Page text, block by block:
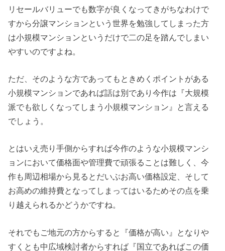
リセールバリューでも数字が良くなってきがちなわけで
すから分譲マンションという世界を勉強してしまった方
は小規模マンションというだけで二の足を踏んでしまい
やすいのですよね。
ただ、そのような方であってもときめくポイントがある
小規模マンションであれば話は別であり今作は『大規模
派でも欲しくなってしまう小規模マンション』と言える
でしょう。
とはいえ売り手側からすれば今作のような小規模マンシ
ョンにおいて価格面や管理費で頑張ることは難しく、今
作も周辺相場から見るとだいぶお高い価格設定、そして
お高めの維持費となってしまってはいるためその点を乗
り越えられるかどうかですね。
それでもご地元の方からすると『価格が高い』となりや
すくとも中広域検討者からすれば『国立であればこの価